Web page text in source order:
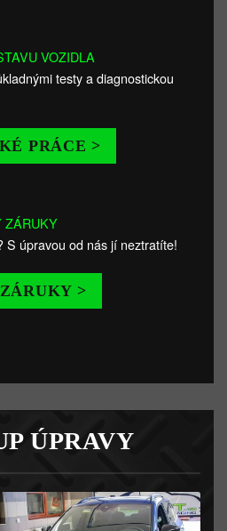
VOZIDLA
testy a diagnostickou
PRÁCE >
ZÁRUKY
S úpravou od nás jí neztratíte!
>
ÚPRAVY